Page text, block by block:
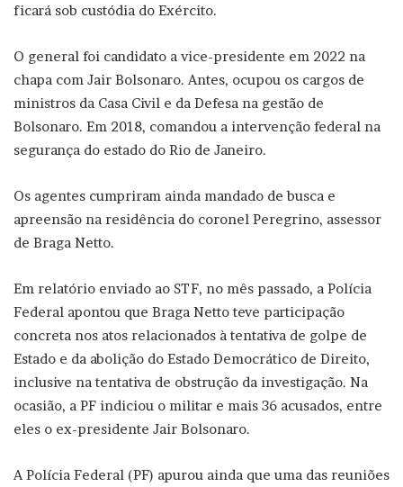
ficará sob custódia do Exército.
O general foi candidato a vice-presidente em 2022 na
chapa com Jair Bolsonaro. Antes, ocupou os cargos de
ministros da Casa Civil e da Defesa na gestão de
Bolsonaro. Em 2018, comandou a intervenção federal na
segurança do estado do Rio de Janeiro.
Os agentes cumpriram ainda mandado de busca e
apreensão na residência do coronel Peregrino, assessor
de Braga Netto.
Em relatório enviado ao STF, no mês passado, a Polícia
Federal apontou que Braga Netto teve participação
concreta nos atos relacionados à tentativa de golpe de
Estado e da abolição do Estado Democrático de Direito,
inclusive na tentativa de obstrução da investigação. Na
ocasião, a PF indiciou o militar e mais 36 acusados, entre
eles o ex-presidente Jair Bolsonaro.
A Polícia Federal (PF) apurou ainda que uma das reuniões